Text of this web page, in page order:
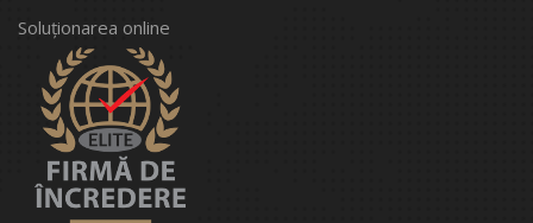
Soluționarea online